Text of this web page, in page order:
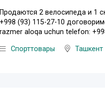
Продаются 2 велосипеда и 1
+998 (93) 115-27-10
razmer aloqa uchun telefon:
Спорттовары Ташкент